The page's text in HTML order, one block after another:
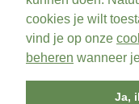
cookies je wilt
vind je op onze
beheren wanneer
Ja,